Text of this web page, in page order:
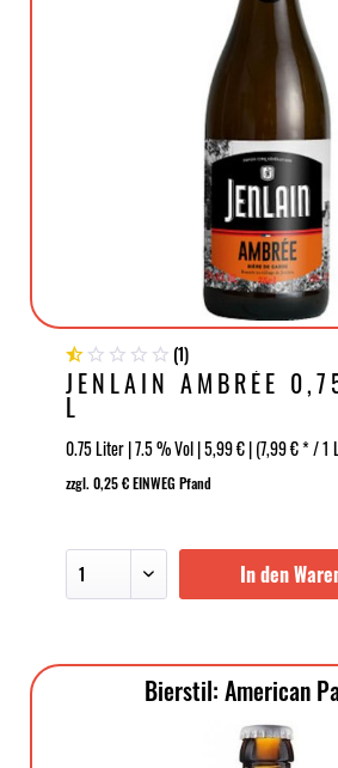
(1)
JENLAIN AMBRÉE
L
0.75 Liter | 7.5 % Vol | 5,99 € | (7,99 € * / 1
zzgl. 0,25 € EINWEG Pfand
In den
Bierstil: American